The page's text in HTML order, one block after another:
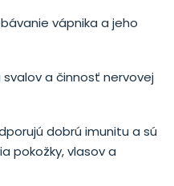
vápnika a jeho
a činnosť nervovej
dobrú imunitu a sú
pokožky, vlasov a